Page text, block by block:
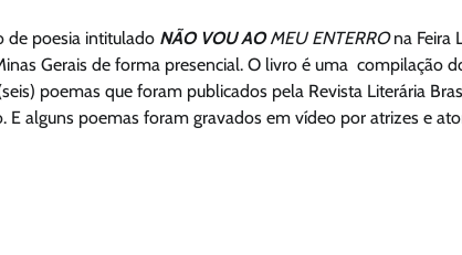
de poesia intitulado NÃO VOU AOMEU ENTERROna Feira
Gerais de forma presencial. O livro é uma compilação
poemas que foram publicados pela Revista Literária
E alguns poemas foram gravados em vídeo por atrizes e